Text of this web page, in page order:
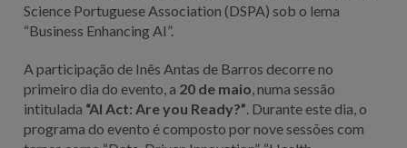
Science Portuguese Association (DSPA) sob o lema
“Business Enhancing AI”.
A participação de Inês Antas de Barros decorre no
primeiro dia do evento, a 20 de maio , numa sessão
intitulada “AI Act: Are you Ready?” . Durante este dia, o
programa do evento é composto por nove sessões com